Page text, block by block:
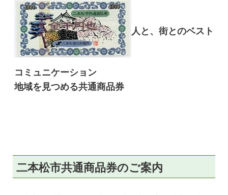
人と、街とのベスト
コミュニケーション
地域を見つめる共通商品券
二本松市共通商品券のご案内